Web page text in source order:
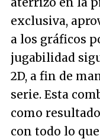
exclusiva,
a los gráficos
jugabilidad
2D, a fin de
serie. Esta
como
con todo lo